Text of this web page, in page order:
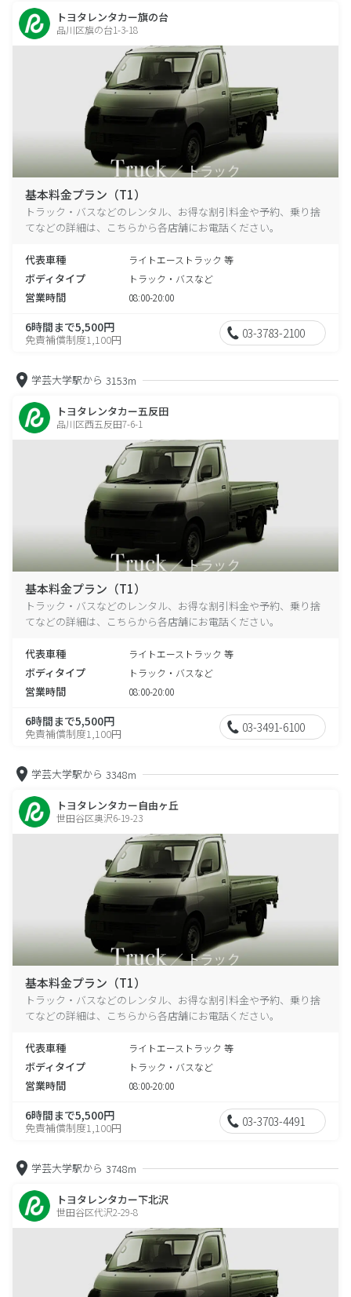
トヨタレンタカー旗の台
品川区旗の台1-3-18
基本料金プラン（T1）
トラック・バスなどのレンタル、お得な割引料金や予約、乗り捨
てなどの詳細は、こちらから各店舗にお電話ください。
代表車種 ライトエーストラック 等
ボディタイプ トラック・バスなど
営業時間 08:00-20:00
6時間まで5,500円
免責補償制度1,100円 03-3783-2100
学芸大学駅から 3153m
トヨタレンタカー五反田
品川区西五反田7-6-1
基本料金プラン（T1）
トラック・バスなどのレンタル、お得な割引料金や予約、乗り捨
てなどの詳細は、こちらから各店舗にお電話ください。
代表車種 ライトエーストラック 等
ボディタイプ トラック・バスなど
営業時間 08:00-20:00
6時間まで5,500円
免責補償制度1,100円 03-3491-6100
学芸大学駅から 3348m
トヨタレンタカー自由ヶ丘
世田谷区奥沢6-19-23
基本料金プラン（T1）
トラック・バスなどのレンタル、お得な割引料金や予約、乗り捨
てなどの詳細は、こちらから各店舗にお電話ください。
代表車種 ライトエーストラック 等
ボディタイプ トラック・バスなど
営業時間 08:00-20:00
6時間まで5,500円
免責補償制度1,100円 03-3703-4491
学芸大学駅から 3748m
トヨタレンタカー下北沢
世田谷区代沢2-29-8